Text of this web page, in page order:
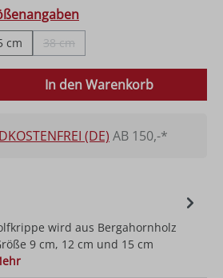
cm 38 cm
(Diese Option ist zurzeit nicht
Gib den gewünschten
In den Warenkorb
(DE) AB 150,-*
wird aus Bergahornholz
9 cm, 12 cm und 15 cm